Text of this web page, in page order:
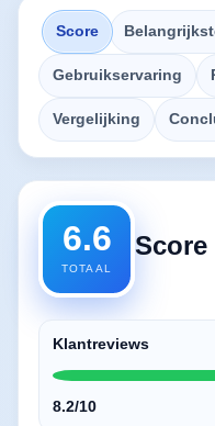
Score
Gebruikservaring
Vergelijking
6.6
TOTAAL
Score
Klantreviews
8.2/10